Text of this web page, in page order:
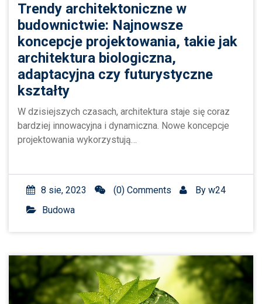
Trendy architektoniczne w
budownictwie: Najnowsze
koncepcje projektowania, takie jak
architektura biologiczna,
adaptacyjna czy futurystyczne
kształty
W dzisiejszych czasach, architektura staje się coraz
bardziej innowacyjna i dynamiczna. Nowe koncepcje
projektowania wykorzystują…
8 sie, 2023 (0) Comments By w24
Budowa